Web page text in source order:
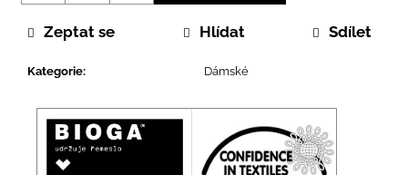
Kategorie: Dámské
Zeptat se Hlídat Sdílet